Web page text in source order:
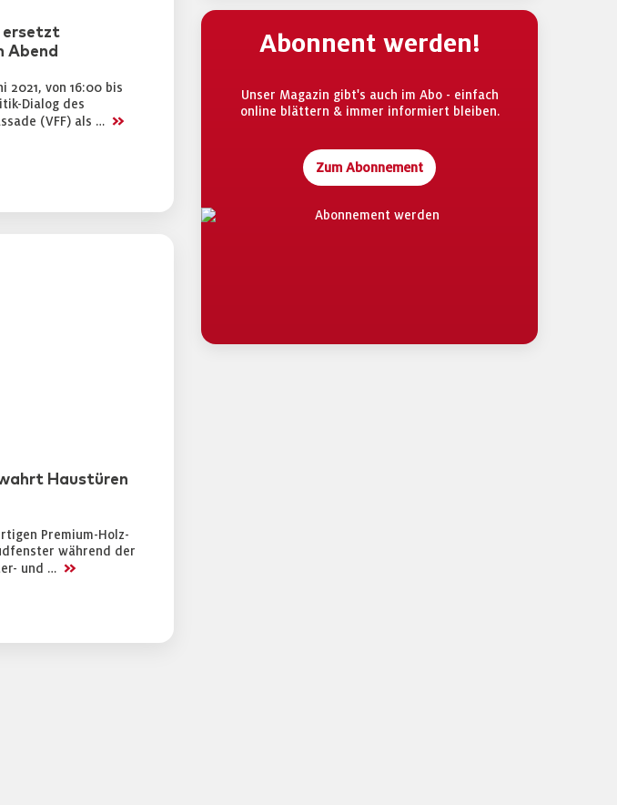
ersetzt
Abend
2021, von 16:00 bis
Dialog des
(VFF) als … >>
Haustüren
Premium-Holz-
während der
und … >>
Abonnent werden!
Unser Magazin gibt's auch im Abo - einfach
online blättern & immer informiert bleiben.
Zum Abonnement